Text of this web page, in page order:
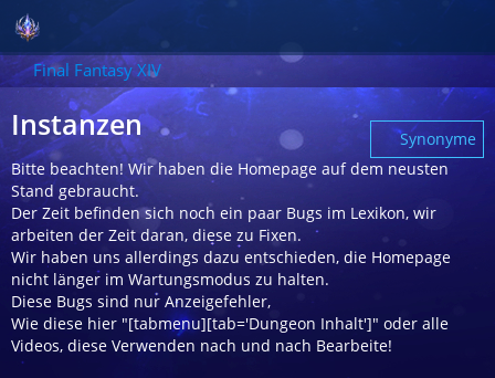
Final Fantasy XIV
Instanzen
Synonyme
Bitte beachten! Wir haben die Homepage auf dem neusten
Stand gebraucht.
Der Zeit befinden sich noch ein paar Bugs im Lexikon, wir
arbeiten der Zeit daran, diese zu Fixen.
Wir haben uns allerdings dazu entschieden, die Homepage
nicht länger im Wartungsmodus zu halten.
Diese Bugs sind nur Anzeigefehler,
Wie diese hier "[tabmenu][tab='Dungeon Inhalt']" oder alle
Videos, diese Verwenden nach und nach Bearbeite!